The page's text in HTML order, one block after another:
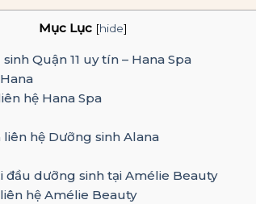
Mục Lục [hide]
Quận 11 uy tín – Hana Spa
hệ Hana Spa
hệ Dưỡng sinh Alana
đầu dưỡng sinh tại Amélie Beauty
hệ Amélie Beauty